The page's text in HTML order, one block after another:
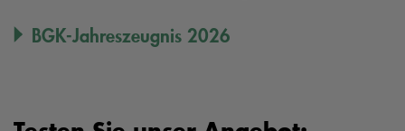
BGK-Jahreszeugnis 2026